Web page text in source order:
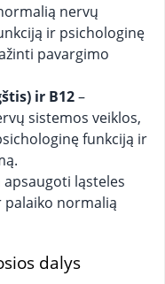
nervų
ir psichologinę
pavargimo
ir B12–
sistemos veiklos,
funkciją ir
apsaugoti ląsteles
palaiko normalią
dalys